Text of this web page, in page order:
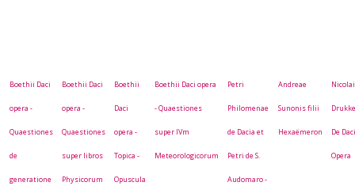
Boethii Daci
opera -
Quaestiones
de
generatione
Boethii Daci
opera -
Quaestiones
super libros
Physicorum
Boethii
Daci
opera -
Topica -
Opuscula
Boethii Daci opera
- Quaestiones
super IVm
Meteorologicorum
Petri
Philomenae
de Dacia et
Petri de S.
Audomaro -
Andreae
Sunonis filii
Hexaëmeron
Nicolai
De
Opera